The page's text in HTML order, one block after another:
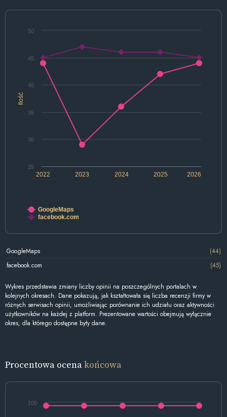
Ilość
2022 2024 2026
2023 2025
25
30
35
40
45
50
GoogleMaps
facebook.com
GoogleMaps
(44)
facebook.com
(45)
Wykres przedstawia zmiany liczby opinii na poszczególnych portalach w
kolejnych okresach. Dane pokazują, jak kształtowała się liczba recenzji firmy w
różnych serwisach opinii, umożliwiając porównanie ich udziału oraz aktywności
użytkowników na każdej z platform. Prezentowane wartości obejmują wyłącznie
okres, dla którego dostępne były dane.
Procentowa ocenakońcowa
100